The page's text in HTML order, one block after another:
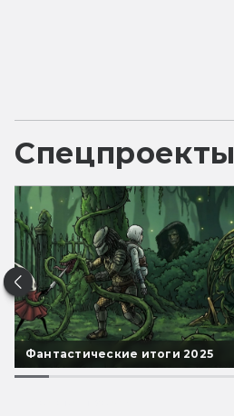
Спецпроекты
Фантастические итоги 2025